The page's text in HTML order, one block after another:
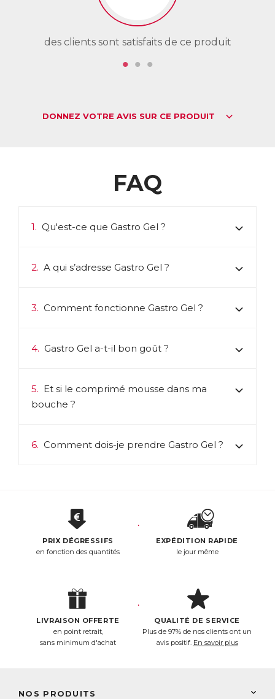
des clients sont satisfaits de ce produit
DONNEZ VOTRE AVIS SUR CE PRODUIT
FAQ
1. Qu'est-ce que Gastro Gel ?
2. A qui s’adresse Gastro Gel ?
3. Comment fonctionne Gastro Gel ?
4. Gastro Gel a-t-il bon goût ?
5. Et si le comprimé mousse dans ma
bouche ?
6. Comment dois-je prendre Gastro Gel ?
PRIX DÉGRESSIFS
en fonction des quantités
EXPÉDITION RAPIDE
le jour même
LIVRAISON OFFERTE
en point retrait,
sans minimum d'achat
QUALITÉ DE SERVICE
Plus de 97% de nos clients ont un
avis positif. En savoir plus
NOS PRODUITS